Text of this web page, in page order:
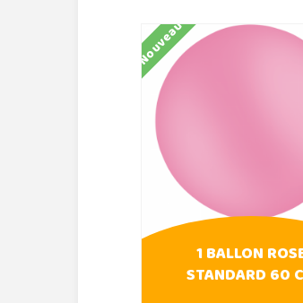
Nouveau
1 BALLON
STANDARD 60